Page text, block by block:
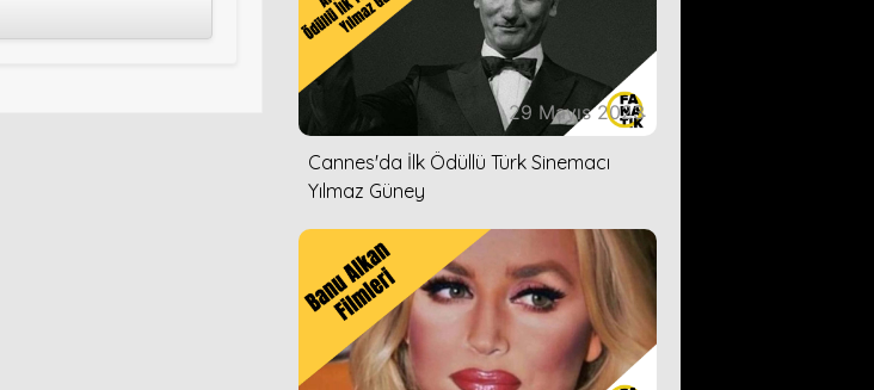
29 Mayıs 2023
Cannes'da İlk Ödüllü Türk Sinemacı
Yılmaz Güney